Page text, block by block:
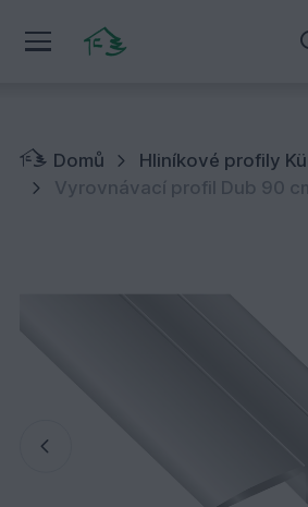
Domů Hliníkové profily
Vyrovnávací profil Dub 90